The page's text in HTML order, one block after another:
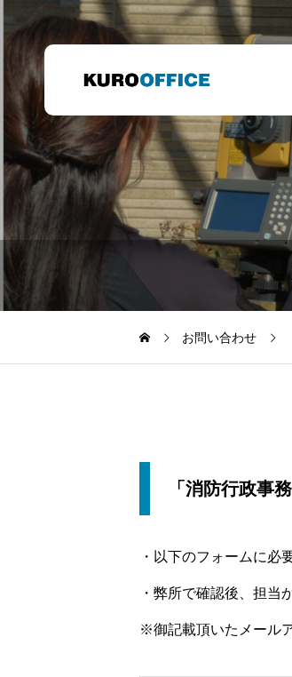
お問い合わせ
「消防行政事
・以下のフォームに必
・弊所で確認後、担当
※御記載頂いたメール